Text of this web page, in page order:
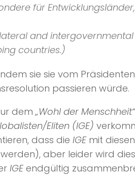
für
and
countries.)
sie sie vom
passieren würde.
dem „Wohl der Menschheit“
Eliten (IGE)
dass die IGEmit
aber leider wird
IGEendgültig